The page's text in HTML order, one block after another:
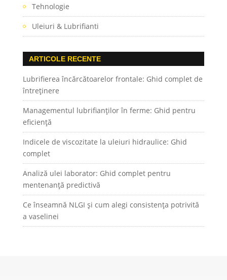
Tehnologie
Uleiuri & Lubrifianti
ARTICOLE RECENTE
Lubrifierea încărcătoarelor frontale: Ghid complet de
întreținere
Managementul lubrifianților în ferme: Ghid pentru
eficiență
Indicele de viscozitate la uleiuri hidraulice: Ghid
complet
Analiză ulei laborator: Ghid complet pentru
mentenanță predictivă
Ce înseamnă NLGI și cum alegi consistența potrivită
a vaselinei